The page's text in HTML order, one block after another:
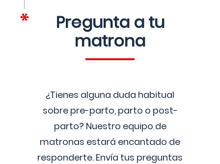
Pregunta a tu
matrona
¿Tienes alguna duda habitual
sobre pre-parto, parto o post-
parto? Nuestro equipo de
matronas estará encantado de
responderte. Envía tus preguntas